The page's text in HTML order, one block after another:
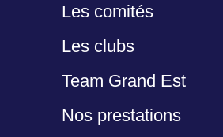
Les comités
Les clubs
Team Grand Est
Nos prestations